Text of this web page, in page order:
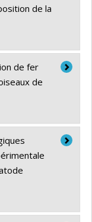
de la
de fer
de